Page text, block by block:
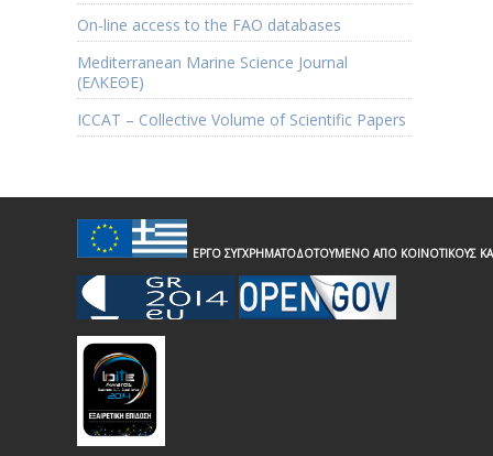
Οn-line access to the FAO databases
Mediterranean Marine Science Journal
(ΕΛΚΕΘΕ)
ICCAT – Collective Volume of Scientific Papers
ΕΡΓΟ ΣΥΓΧΡΗΜΑΤΟΔΟΤΟΥΜΕΝΟ ΑΠΟ ΚΟΙΝΟΤΙΚΟΥΣ